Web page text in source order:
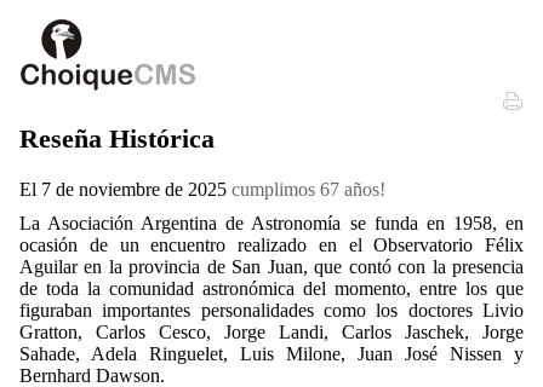
Reseña Histórica
El 7 de noviembre de 2025 cumplimos 67 años!
La Asociación Argentina de Astronomía se funda en 1958, en
ocasión de un encuentro realizado en el Observatorio Félix
Aguilar en la provincia de San Juan, que contó con la presencia
de toda la comunidad astronómica del momento, entre los que
figuraban importantes personalidades como los doctores Livio
Gratton, Carlos Cesco, Jorge Landi, Carlos Jaschek, Jorge
Sahade, Adela Ringuelet, Luis Milone, Juan José Nissen y
Bernhard Dawson.